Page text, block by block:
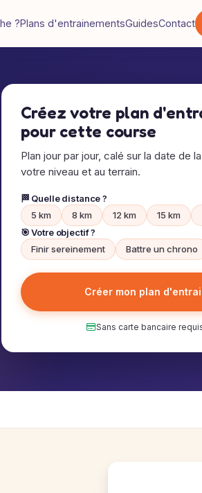
?Plans d'entrainementsGuidesContact
Créez votre plan
pour cette course
Plan jour par jour, calé sur la date de
votre niveau et au terrain.
🏁 Quelle distance ?
5 km
8 km 12 km 15 km
🎯 Votre objectif ?
Finir sereinement
Battre un chrono
Créer mon plan
Sans carte bancaire